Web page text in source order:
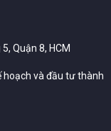
Quận 8, HCM
hoạch và đầu tư thành